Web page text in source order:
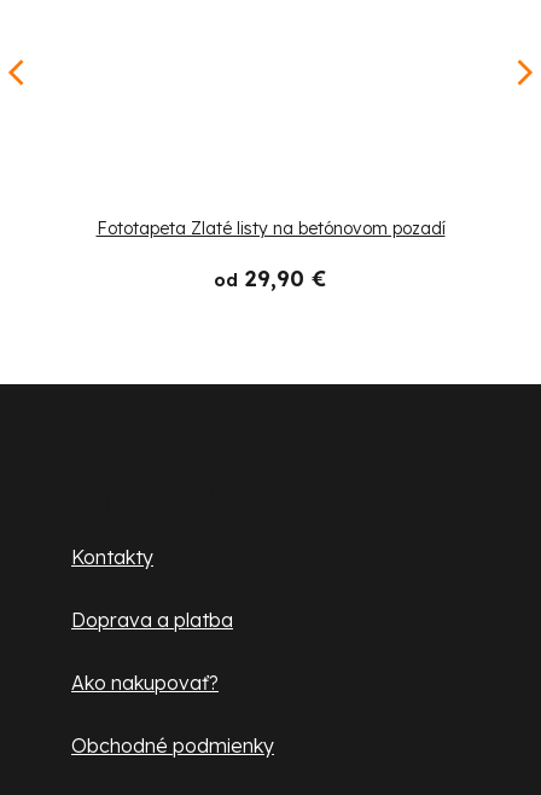
Fototapeta Zlaté listy na betónovom pozadí
od 29,90 €
Kontakty
Doprava a platba
Ako nakupovať?
Obchodné podmienky